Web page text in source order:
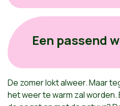
Een passend
De zomer lokt alweer. Maar
het weer te warm zal worden.